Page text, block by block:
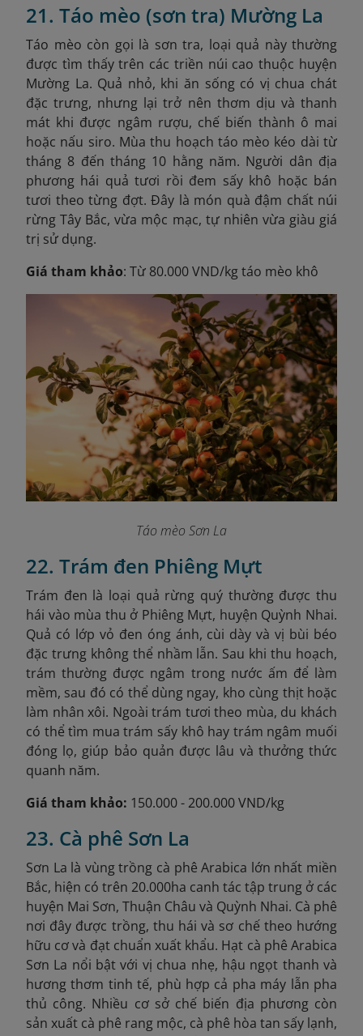
21. Táo mèo (sơn tra) Mường La
Táo mèo còn gọi là sơn tra, loại quả này thường
được tìm thấy trên các triền núi cao thuộc huyện
Mường La. Quả nhỏ, khi ăn sống có vị chua chát
đặc trưng, nhưng lại trở nên thơm dịu và thanh
mát khi được ngâm rượu, chế biến thành ô mai
hoặc nấu siro. Mùa thu hoạch táo mèo kéo dài từ
tháng 8 đến tháng 10 hằng năm. Người dân địa
phương hái quả tươi rồi đem sấy khô hoặc bán
tươi theo từng đợt. Đây là món quà đậm chất núi
rừng Tây Bắc, vừa mộc mạc, tự nhiên vừa giàu giá
trị sử dụng.
Giá tham khảo: Từ 80.000 VND/kg táo mèo khô
Táo mèo Sơn La
22. Trám đen Phiêng Mựt
Trám đen là loại quả rừng quý thường được thu
hái vào mùa thu ở Phiêng Mựt, huyện Quỳnh Nhai.
Quả có lớp vỏ đen óng ánh, cùi dày và vị bùi béo
đặc trưng không thể nhầm lẫn. Sau khi thu hoạch,
trám thường được ngâm trong nước ấm để làm
mềm, sau đó có thể dùng ngay, kho cùng thịt hoặc
làm nhân xôi. Ngoài trám tươi theo mùa, du khách
có thể tìm mua trám sấy khô hay trám ngâm muối
đóng lọ, giúp bảo quản được lâu và thưởng thức
quanh năm.
Giá tham khảo: 150.000 - 200.000 VND/kg
23. Cà phê Sơn La
Sơn La là vùng trồng cà phê Arabica lớn nhất miền
Bắc, hiện có trên 20.000ha canh tác tập trung ở các
huyện Mai Sơn, Thuận Châu và Quỳnh Nhai. Cà phê
nơi đây được trồng, thu hái và sơ chế theo hướng
hữu cơ và đạt chuẩn xuất khẩu. Hạt cà phê Arabica
Sơn La nổi bật với vị chua nhẹ, hậu ngọt thanh và
hương thơm tinh tế, phù hợp cả pha máy lẫn pha
thủ công. Nhiều cơ sở chế biến địa phương còn
sản xuất cà phê rang mộc, cà phê hòa tan sấy lạnh,